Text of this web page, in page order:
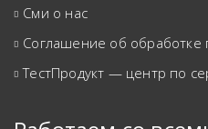
Сми о нас
Соглашение об обработке
ТестПродукт — центр по